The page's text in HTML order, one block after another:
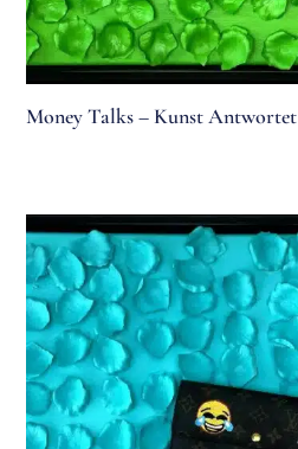
Money Talks – Kunst Antwortet